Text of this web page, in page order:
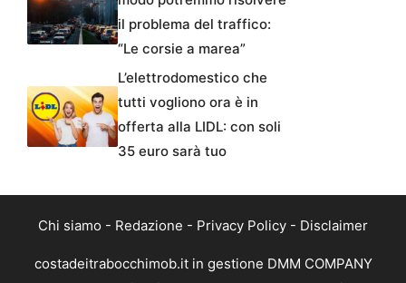
il problema del traffico:
“Le corsie a marea”
L’elettrodomestico che
tutti vogliono ora è in
offerta alla LIDL: con soli
35 euro sarà tuo
Chi siamo - Redazione - Privacy Policy - Disclaimer
costadeitrabocchimob.it in gestione DMM COMPANY